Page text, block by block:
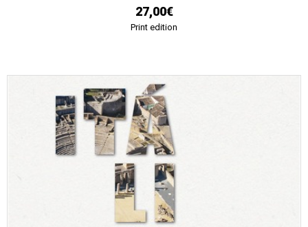
27,00€
Print edition